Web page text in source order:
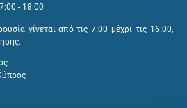
- 18:00
γίνεται από τις 7:00 μέχρι τις 16:00,